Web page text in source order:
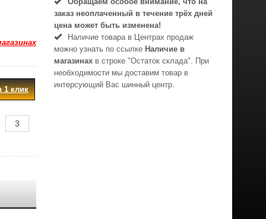
1 клик
заказ неоплаченный в течениe трёх дней
цена может быть изменена!
Наличие товара в Центрах продаж
можно узнать по ссылке Наличие в
магазинах в строке "Остаток склада". При
необходимости мы доставим товар в
интерсующий Вас шинный центр.